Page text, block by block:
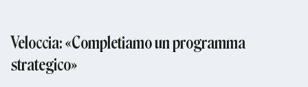
Veloccia: «Completiamo un programma
strategico»